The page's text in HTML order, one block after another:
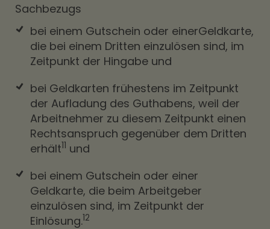
Sachbezugs
bei einem Gutschein oder einerGeldkarte,
die bei einem Dritten einzulösen sind, im
Zeitpunkt der Hingabe und
bei Geldkarten frühestens im Zeitpunkt
der Aufladung des Guthabens, weil der
Arbeitnehmer zu diesem Zeitpunkt einen
Rechtsanspruch gegenüber dem Dritten
erhält11 und
bei einem Gutschein oder einer
Geldkarte, die beim Arbeitgeber
einzulösen sind, im Zeitpunkt der
Einlösung.12